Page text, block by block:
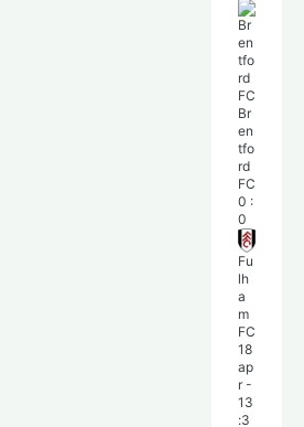
Br
en
tfo
rd
FC
0 :
0
Fu
lh
a
m
FC
18
ap
r -
13
:3